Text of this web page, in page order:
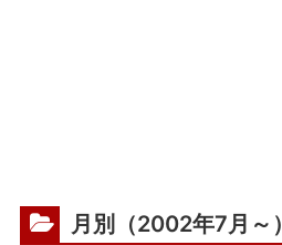
月別（2002年7月～）